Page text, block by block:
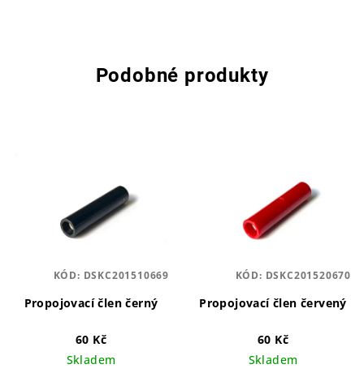
Podobné produkty
Propojovací člen černý
60 Kč
Skladem
KÓD: DSKC201510669
Propojovací člen červený
60 Kč
Skladem
KÓD: DSKC201520670